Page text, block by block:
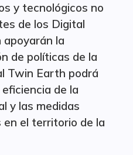
y tecnológicos no
de los Digital
apoyarán la
de políticas de la
Twin Earth podrá
de la
y las medidas
el territorio de la